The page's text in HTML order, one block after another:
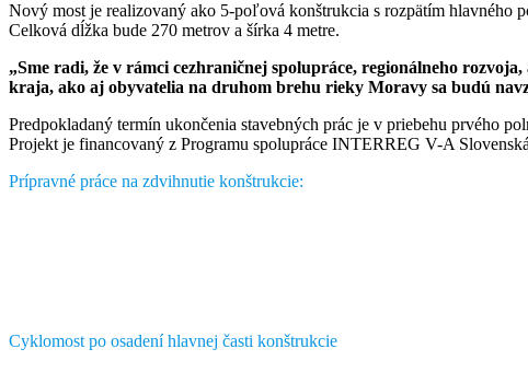
Nový most je realizovaný ako 5-poľová konštrukcia s rozpätím hlavného
Celková dĺžka bude 270 metrov a šírka 4 metre.
„Sme radi, že v rámci cezhraničnej spolupráce, regionálneho
kraja, ako aj obyvatelia na druhom brehu rieky Moravy sa budú
Predpokladaný termín ukončenia stavebných prác je v priebehu prvého
Projekt je financovaný z Programu spolupráce INTERREG V-A
Prípravné práce na zdvihnutie konštrukcie:
Cyklomost po osadení hlavnej časti konštrukcie